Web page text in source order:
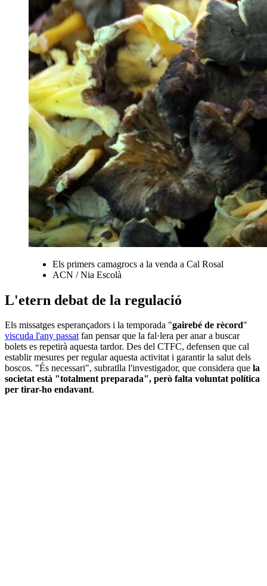
Els primers camagrocs a la venda a Cal Rosal
ACN / Nia Escolà
L'etern debat de la regulació
Els missatges esperançadors i la temporada "gairebé de rècord"
viscuda l'any passatfan pensar que la fal·lera per anar a buscar
bolets es repetirà aquesta tardor. Des del CTFC, defensen que cal
establir mesures per regular aquesta activitat i garantir la salut dels
boscos. "És necessari", subratlla l'investigador, que considera que la
societat està "totalment preparada", però falta voluntat política
per tirar-ho endavant.